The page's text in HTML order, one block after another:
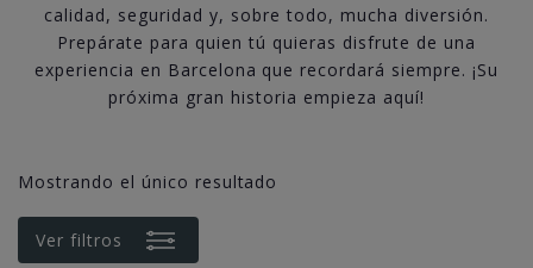
calidad, seguridad y, sobre todo, mucha diversión.
Prepárate para quien tú quieras disfrute de una
experiencia en Barcelona que recordará siempre. ¡Su
próxima gran historia empieza aquí!
Mostrando el único resultado
Ver filtros